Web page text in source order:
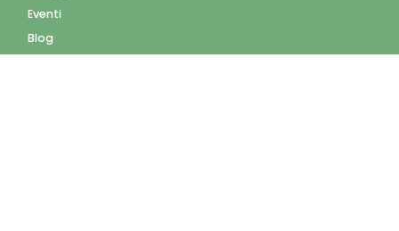
Eventi
Blog